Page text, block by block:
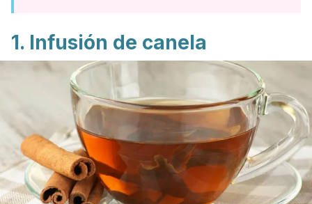
1. Infusión de canela